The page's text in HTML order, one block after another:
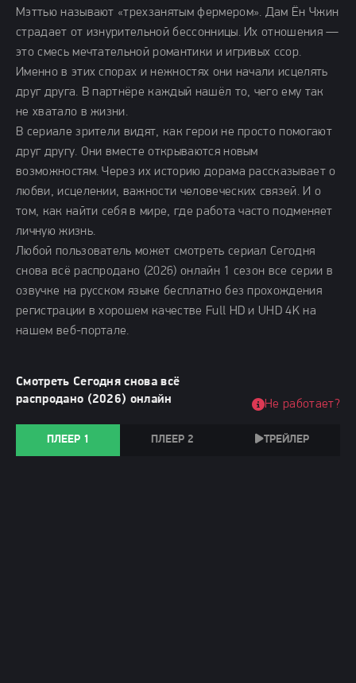
Мэттью называют «трехзанятым фермером». Дам Ён Чжин
страдает от изнурительной бессонницы. Их отношения —
это смесь мечтательной романтики и игривых ссор.
Именно в этих спорах и нежностях они начали исцелять
друг друга. В партнёре каждый нашёл то, чего ему так
не хватало в жизни.
В сериале зрители видят, как герои не просто помогают
друг другу. Они вместе открываются новым
возможностям. Через их историю дорама рассказывает о
любви, исцелении, важности человеческих связей. И о
том, как найти себя в мире, где работа часто подменяет
личную жизнь.
Любой пользователь может смотреть сериал Сегодня
снова всё распродано (2026) онлайн 1 сезон все серии в
озвучке на русском языке бесплатно без прохождения
регистрации в хорошем качестве Full HD и UHD 4K на
нашем веб-портале.
Смотреть Сегодня снова всё
распродано (2026) онлайн
ПЛЕЕР 1 ПЛЕЕР 2 ТРЕЙЛЕР
Не работает?